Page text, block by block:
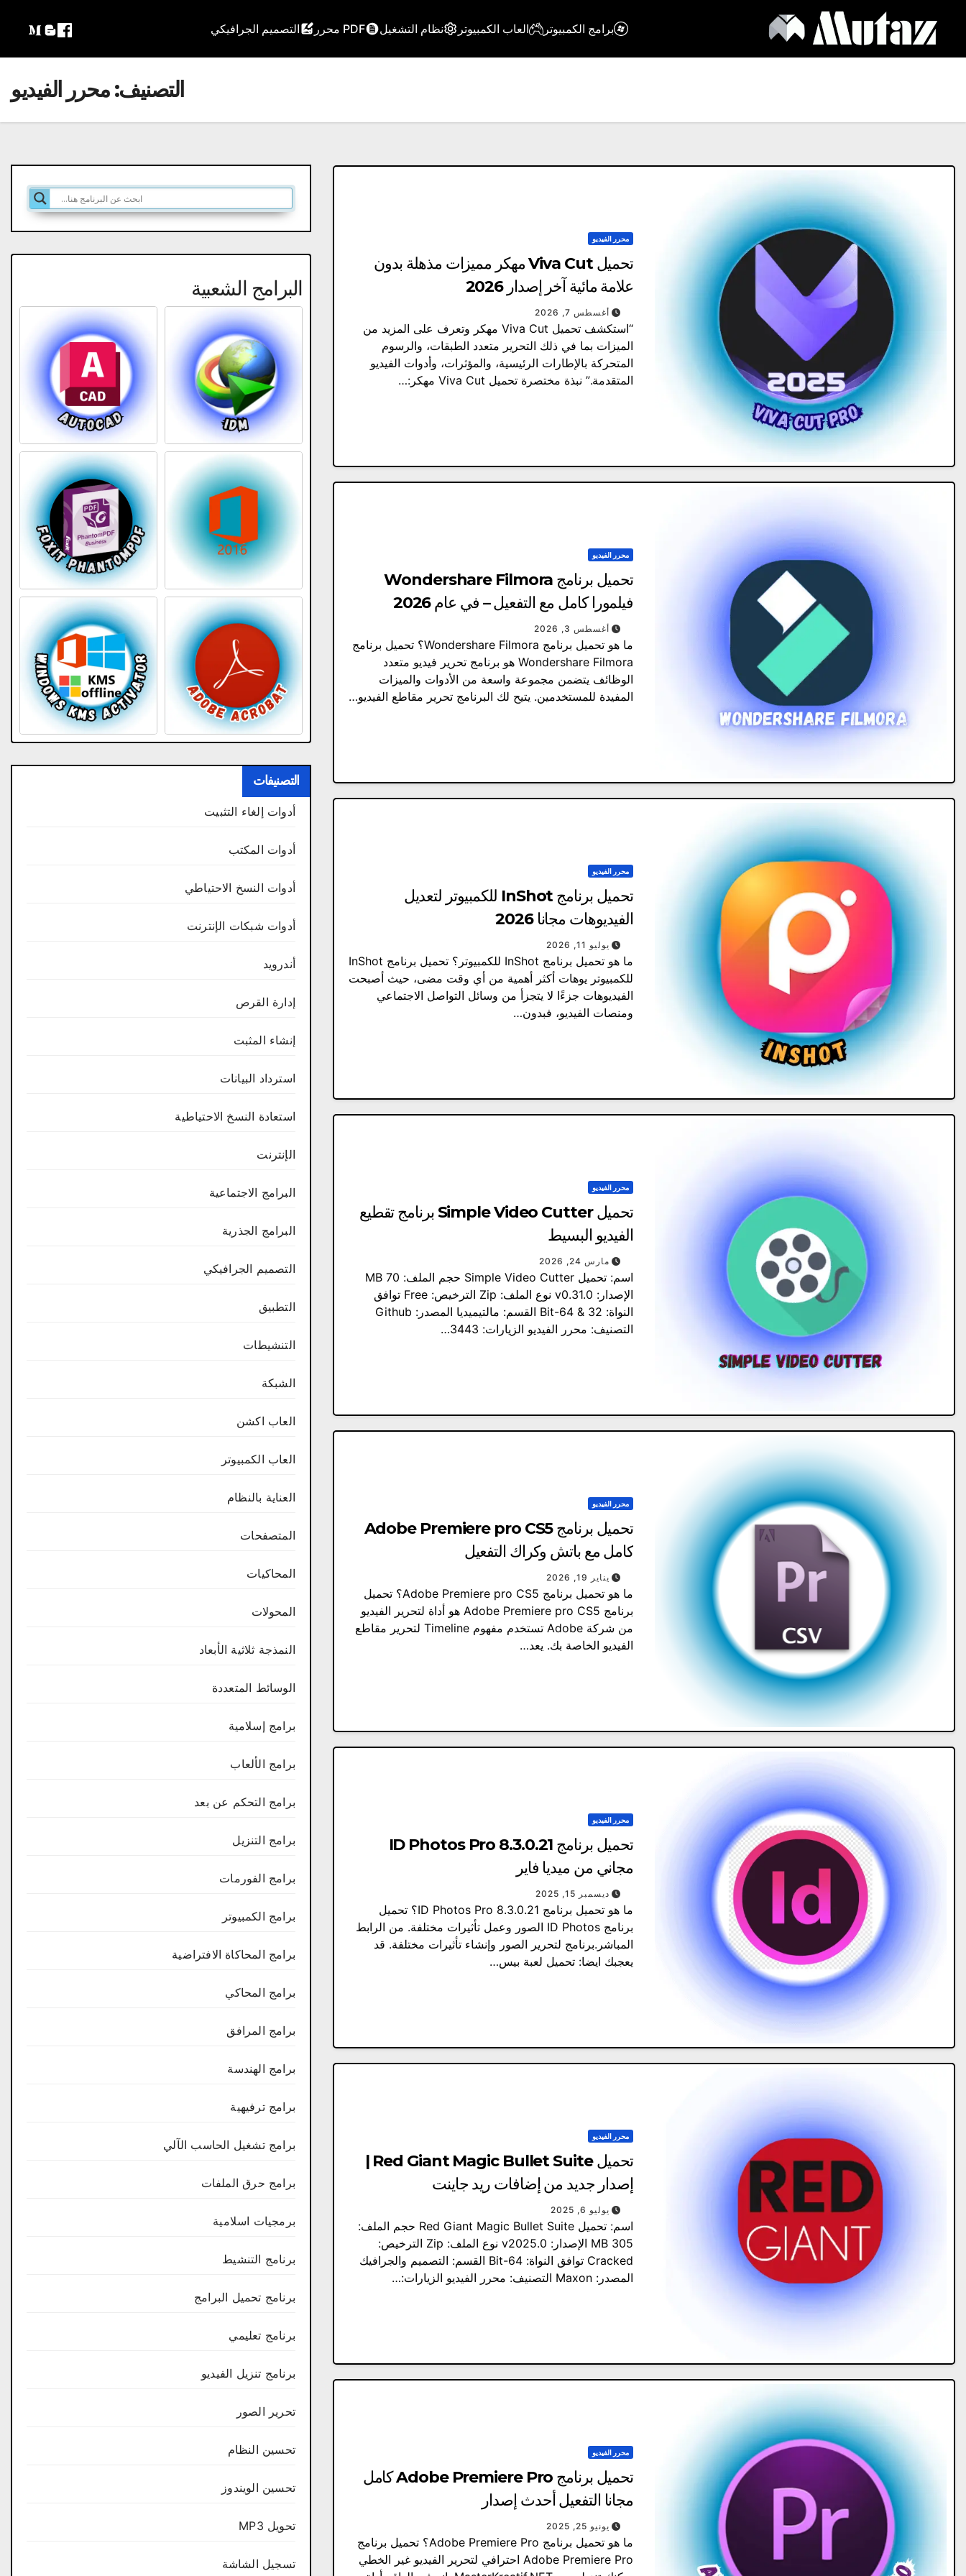
content
برامج الكمبيوتر العاب الكمبيوتر نظام التشغيل PDF محرر التصميم الجرافيكي
التصنيف:محرر الفيديو
محرر الفيديو
تحميل Viva Cut مهكر مميزات مذهلة بدون
علامة مائية آخر إصدار 2026
أغسطس 7, 2026
“استكشف تحميل Viva Cut مهكر وتعرف على المزيد من
الميزات بما في ذلك التحرير متعدد الطبقات، والرسوم
المتحركة بالإطارات الرئيسية، والمؤثرات، وأدوات الفيديو
المتقدمة.” نبذة مختصرة تحميل Viva Cut مهكر:…
محرر الفيديو
تحميل برنامج Wondershare Filmora
فيلمورا كامل مع التفعيل – في عام 2026
أغسطس 3, 2026
ما هو تحميل برنامج Wondershare Filmora؟ تحميل برنامج
Wondershare Filmora هو برنامج تحرير فيديو متعدد
الوظائف يتضمن مجموعة واسعة من الأدوات والميزات
المفيدة للمستخدمين. يتيح لك البرنامج تحرير مقاطع الفيديو…
محرر الفيديو
تحميل برنامج InShot للكمبيوتر لتعديل
الفيديوهات مجانا 2026
يوليو 11, 2026
ما هو تحميل برنامج InShot للكمبيوتر؟ تحميل برنامج InShot
للكمبيوتر يوهات أكثر أهمية من أي وقت مضى، حيث أصبحت
الفيديوهات جزءًا لا يتجزأ من وسائل التواصل الاجتماعي
ومنصات الفيديو، فبدون…
محرر الفيديو
تحميل Simple Video Cutter برنامج تقطيع
الفيديو البسيط
مارس 24, 2026
اسم: تحميل Simple Video Cutter حجم الملف: 70 MB
الإصدار: v0.31.0 نوع الملف: Zip الترخيص: Free توافق
النواة: 32 & 64-Bit القسم: مالتيميديا المصدر: Github
التصنيف: محرر الفيديو الزيارات: 3443…
محرر الفيديو
تحميل برنامج Adobe Premiere pro CS5
كامل مع باتش وكراك التفعيل
يناير 19, 2026
ما هو تحميل برنامج Adobe Premiere pro CS5؟ تحميل
برنامج Adobe Premiere pro CS5 هو أداة لتحرير الفيديو
من شركة Adobe تستخدم مفهوم Timeline لتحرير مقاطع
الفيديو الخاصة بك. يعد…
محرر الفيديو
تحميل برنامج ID Photos Pro 8.3.0.21
مجاني من ميديا ​​فاير
ديسمبر 15, 2025
ما هو تحميل برنامج ID Photos Pro 8.3.0.21؟ تحميل
برنامج ID Photos الصور وعمل تأثيرات مختلفة. من الرابط
المباشر.برنامج لتحرير الصور وإنشاء تأثيرات مختلفة. قد
يعجبك ايضا: تحميل لعبة بيس…
محرر الفيديو
تحميل Red Giant Magic Bullet Suite |
إصدار جديد من إضافات ريد جاينت
يوليو 6, 2025
اسم: تحميل Red Giant Magic Bullet Suite حجم الملف:
305 MB الإصدار: v2025.0 نوع الملف: Zip الترخيص:
Cracked توافق النواة: 64-Bit القسم: التصميم والجرافيك
المصدر: Maxon التصنيف: محرر الفيديو الزيارات:…
محرر الفيديو
تحميل برنامج Adobe Premiere Pro كامل
مجانا التفعيل أحدث إصدار
يونيو 25, 2025
ما هو تحميل برنامج Adobe Premiere Pro؟ تحميل برنامج
Adobe Premiere Pro احترافي لتحرير الفيديو غير الخطي
البرامج الشعبية
التصنيفات
أدوات إلغاء التثبيت
أدوات المكتب
أدوات النسخ الاحتياطي
أدوات شبكات الإنترنت
أندرويد
إدارة القرص
إنشاء المثبت
استرداد البيانات
استعادة النسخ الاحتياطية
الإنترنت
البرامج الاجتماعية
البرامج الجذرية
التصميم الجرافيكي
التطبيق
التنشيطات
الشبكة
العاب اكشن
العاب الكمبيوتر
العناية بالنظام
المتصفحات
المحاكيات
المحولات
النمذجة ثلاثية الأبعاد
الوسائط المتعددة
برامج إسلامية
برامج الألعاب
برامج التحكم عن بعد
برامج التنزيل
برامج الفورمات
برامج الكمبيوتر
برامج المحاكاة الافتراضية
برامج المحاكي
برامج المرافق
برامج الهندسة
برامج ترفيهية
برامج تشغيل الحاسب الآلي
برامج حرق الملفات
برمجيات اسلامية
برنامج التنشيط
برنامج تحميل البرامج
برنامج تعليمي
برنامج تنزيل الفيديو
تحرير الصور
تحسين النظام
تحسين الويندوز
تحويل MP3
تسجيل الشاشة